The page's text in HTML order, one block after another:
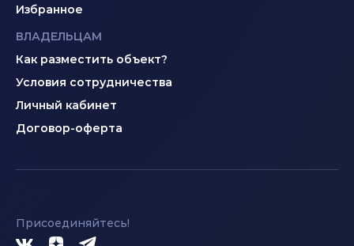
Избранное
ВЛАДЕЛЬЦАМ
Как разместить объект?
Условия сотрудничества
Личный кабинет
Договор-оферта
Присоединяйтесь!